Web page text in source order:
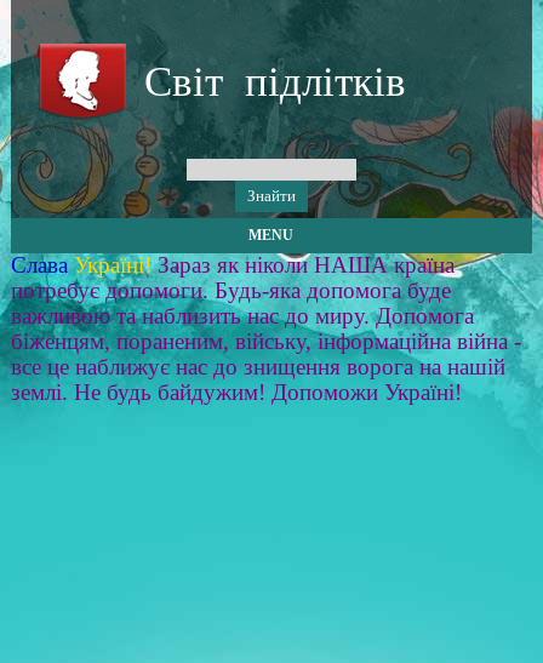
Світ підлітків
MENU
Слава Україні! Зараз як ніколи НАША країна
потребує допомоги. Будь-яка допомога буде
важливою та наблизить нас до миру. Допомога
біженцям, пораненим, війську, інформаційна війна -
все це наближує нас до знищення ворога на нашій
землі. Не будь байдужим! Допоможи Україні!